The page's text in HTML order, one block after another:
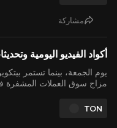
الشخصيات وإعلان حرق العملة
مشاركة
مزاج سوق العملات
التباطؤ في السوق إلى فرصة
الفيديو السرية الجديدة اليوم.
TON